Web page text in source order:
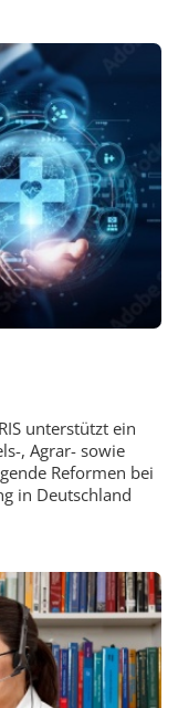
unterstützt ein
, Agrar- sowie
Reformen bei
in Deutschland